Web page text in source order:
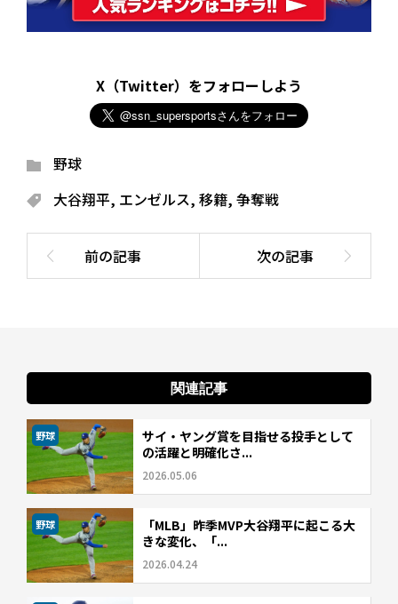
X（Twitter）をフォローしよう
野球
大谷翔平, エンゼルス, 移籍, 争奪戦
関連記事
野球
サイ・ヤング賞を目指せる投手として
の活躍と明確化さ...
2026.05.06
野球
「MLB」昨季MVP大谷翔平に起こる大
きな変化、「...
2026.04.24